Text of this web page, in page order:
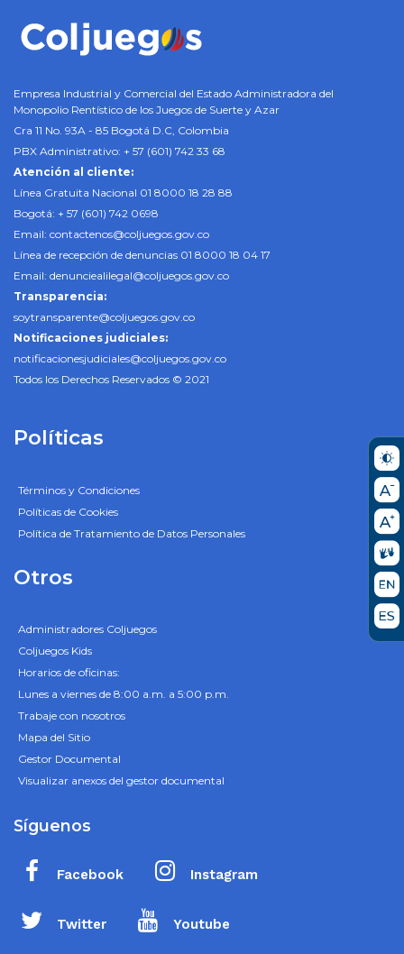
Empresa Industrial y Comercial del Estado Administradora del
Monopolio Rentístico de los Juegos de Suerte y Azar
Cra 11 No. 93A - 85 Bogotá D.C, Colombia
PBX Administrativo: + 57 (601) 742 33 68
Atención al cliente:
Línea Gratuita Nacional 01 8000 18 28 88
Bogotá: + 57 (601) 742 0698
Email: contactenos@coljuegos.gov.co
Línea de recepción de denuncias 01 8000 18 04 17
Email: denunciealilegal@coljuegos.gov.co
Transparencia:
soytransparente@coljuegos.gov.co
Notificaciones judiciales:
notificacionesjudiciales@coljuegos.gov.co
Todos los Derechos Reservados © 2021
Políticas
Términos y Condiciones
Políticas de Cookies
Política de Tratamiento de Datos Personales
Otros
Administradores Coljuegos
Coljuegos Kids
Horarios de oficinas:
Lunes a viernes de 8:00 a.m. a 5:00 p.m.
Trabaje con nosotros
Mapa del Sitio
Gestor Documental
Visualizar anexos del gestor documental
Síguenos
Facebook Instagram
Twitter Youtube